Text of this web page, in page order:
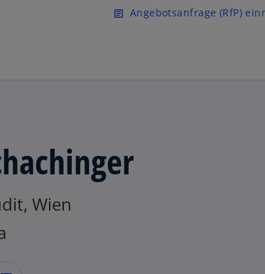
Zurück zur Inhaltsseite
article Angebotsanfrage (RfP)
Wien